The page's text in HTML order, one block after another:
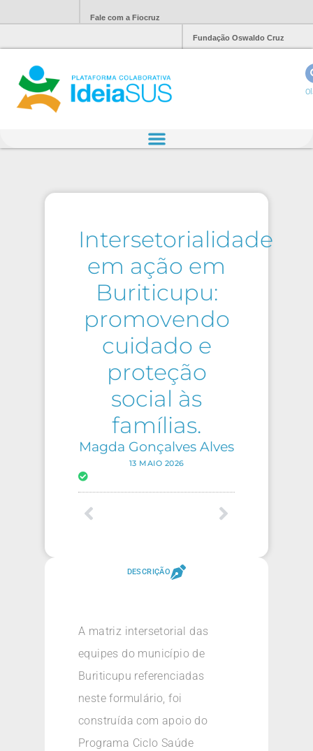
Fale com a Fiocruz
Fundação Oswaldo Cruz
Intersetorialidade
em ação em
Buriticupu:
promovendo
cuidado e
proteção
social às
famílias.
Magda Gonçalves Alves
13 MAIO 2026
DESCRIÇÃO
A matriz intersetorial das
equipes do município de
Buriticupu referenciadas
neste formulário, foi
construída com apoio do
Programa Ciclo Saúde